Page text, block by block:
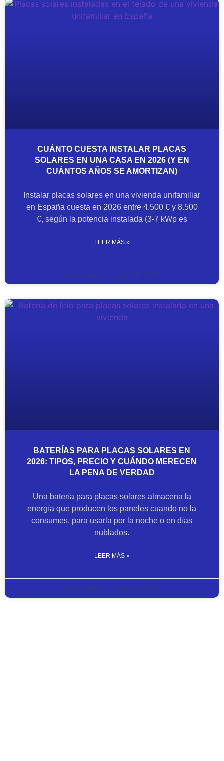
CUÁNTO CUESTA INSTALAR PLACAS
SOLARES EN UNA CASA EN 2026 (Y EN
CUÁNTOS AÑOS SE AMORTIZAN)
Instalar placas solares en una vivienda unifamiliar
en España cuesta en 2026 entre 4.500 € y 8.500
€, según la potencia instalada (3-7 kWp es
LEER MÁS »
admahrteng mayo 25, 2026
BATERÍAS PARA PLACAS SOLARES EN
2026: TIPOS, PRECIO Y CUÁNDO MERECEN
LA PENA DE VERDAD
Una batería para placas solares almacena la
energía que producen los paneles cuando no la
consumes, para usarla por la noche o en días
nublados.
LEER MÁS »
admahrteng mayo 25, 2026